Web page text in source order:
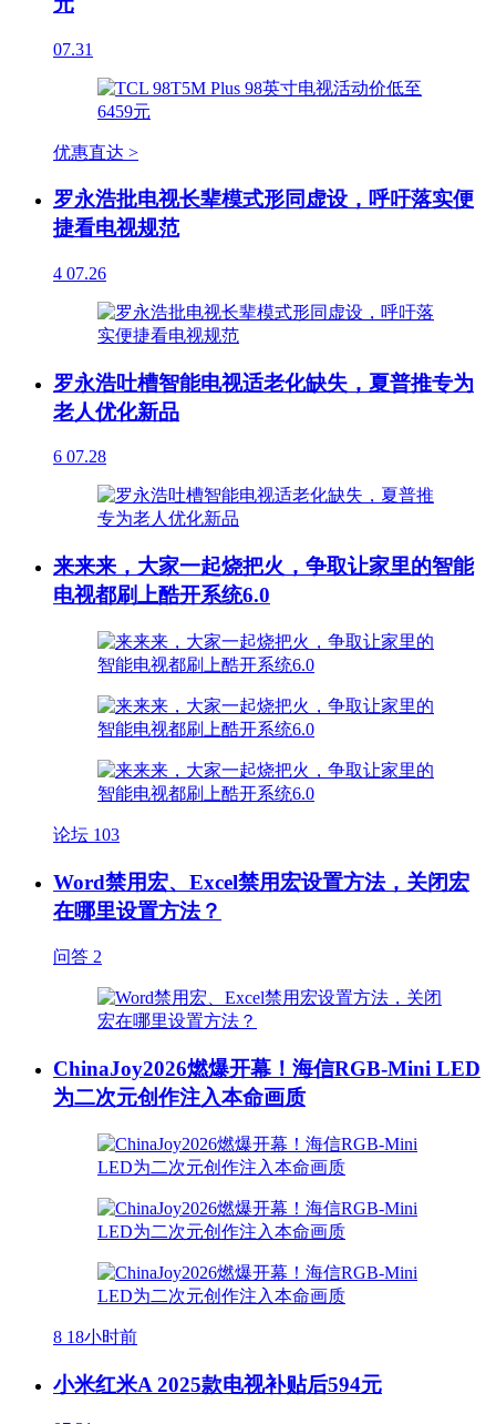
07.31
优惠直达 >
罗永浩批电视长辈模式形同虚设，呼吁落实便
捷看电视规范
4 07.26
罗永浩吐槽智能电视适老化缺失，夏普推专为
老人优化新品
6 07.28
来来来，大家一起烧把火，争取让家里的智能
电视都刷上酷开系统6.0
论坛 103
Word禁用宏、Excel禁用宏设置方法，关闭宏
在哪里设置方法？
问答 2
ChinaJoy2026燃爆开幕！海信RGB-Mini LED
为二次元创作注入本命画质
8 18小时前
小米红米A 2025款电视补贴后594元